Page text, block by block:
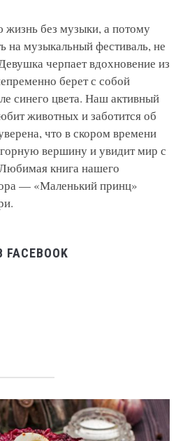
жизнь без музыки, а потому
на музыкальный фестиваль, не
черпает вдохновение из
берет с собой
синего цвета. Наш активный
животных и заботится об
что в скором времени
вершину и увидит мир с
книга нашего
— «Маленький принц»